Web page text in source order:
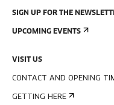
SIGN UP FOR THE
UPCOMING EVENTS
VISIT US
CONTACT AND OPENING
GETTING HERE